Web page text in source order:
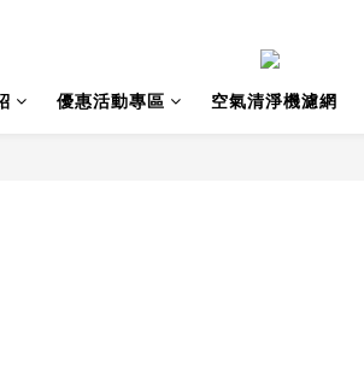
優惠活動專區 空氣清淨機濾網